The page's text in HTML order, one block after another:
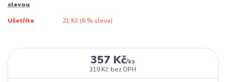
slevou
Ušetříte 21 Kč (6% sleva)
357 Kč/ks
319 Kč bez DPH